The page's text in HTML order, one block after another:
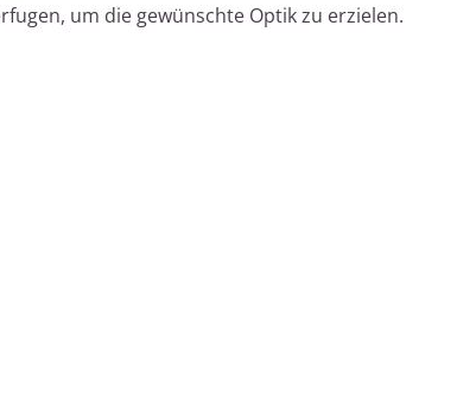
um die gewünschte Optik zu erzielen.